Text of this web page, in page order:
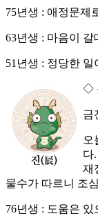
75년생 : 애정문제
63년생 : 마음이
51년생 : 정당한
◇
금
오
다
재
물수가 따르니 조
76년생 : 도움은